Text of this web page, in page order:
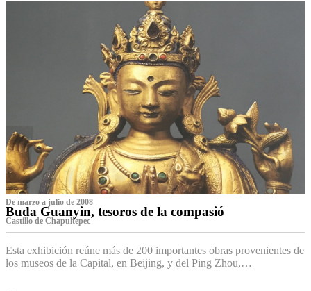
De marzo a julio de 2008
Buda Guanyin, tesoros de la compasió
Castillo de Chapultepec
Esta exhibición reúne más de 200 importantes obras provenientes de
los museos de la Capital, en Beijing, y del Ping Zhou,…